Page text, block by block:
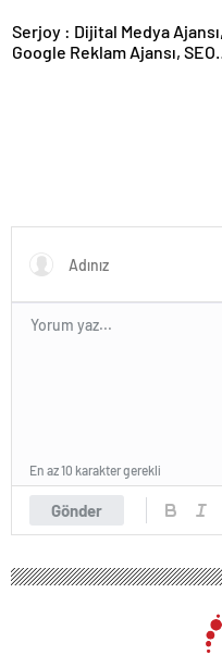
Serjoy : Dijital Medya Ajansı,
Google Reklam Ajansı, SEO
Gönder
En az 10 karakter gerekli